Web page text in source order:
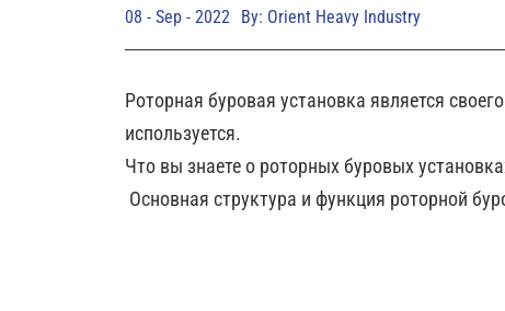
08 - Sep - 2022 By: Orient Heavy Industry
Роторная буровая установка является
используется.
Что вы знаете о роторных буровых
Основная структура и функция роторной